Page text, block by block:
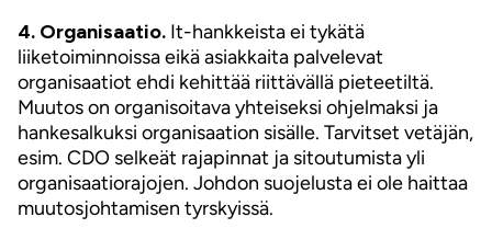
4. Organisaatio. It-hankkeista ei tykätä
liiketoiminnoissa eikä asiakkaita palvelevat
organisaatiot ehdi kehittää riittävällä pieteetiltä.
Muutos on organisoitava yhteiseksi ohjelmaksi ja
hankesalkuksi organisaation sisälle. Tarvitset vetäjän,
esim. CDO selkeät rajapinnat ja sitoutumista yli
organisaatiorajojen. Johdon suojelusta ei ole haittaa
muutosjohtamisen tyrskyissä.